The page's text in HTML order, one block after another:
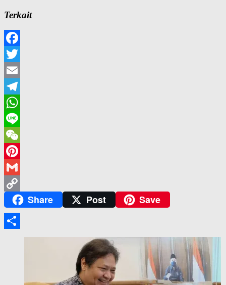
Terkait
Facebook
Twitter
Email
Telegram
WhatsApp
Line
WeChat
Pinterest
Gmail
Copy
Link
Share Post Save